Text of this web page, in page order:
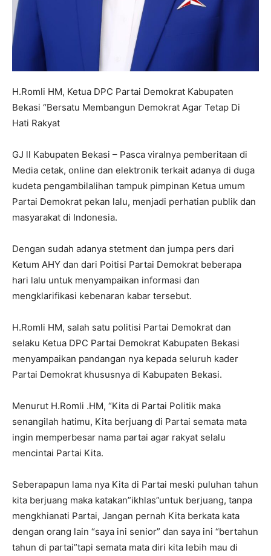
H.Romli HM, Ketua DPC Partai Demokrat Kabupaten
Bekasi “Bersatu Membangun Demokrat Agar Tetap Di
Hati Rakyat
GJ ll Kabupaten Bekasi – Pasca viralnya pemberitaan di
Media cetak, online dan elektronik terkait adanya di duga
kudeta pengambilalihan tampuk pimpinan Ketua umum
Partai Demokrat pekan lalu, menjadi perhatian publik dan
masyarakat di Indonesia.
Dengan sudah adanya stetment dan jumpa pers dari
Ketum AHY dan dari Poitisi Partai Demokrat beberapa
hari lalu untuk menyampaikan informasi dan
mengklarifikasi kebenaran kabar tersebut.
H.Romli HM, salah satu politisi Partai Demokrat dan
selaku Ketua DPC Partai Demokrat Kabupaten Bekasi
menyampaikan pandangan nya kepada seluruh kader
Partai Demokrat khususnya di Kabupaten Bekasi.
Menurut H.Romli .HM, “Kita di Partai Politik maka
senangilah hatimu, Kita berjuang di Partai semata mata
ingin memperbesar nama partai agar rakyat selalu
mencintai Partai Kita.
Seberapapun lama nya Kita di Partai meski puluhan tahun
kita berjuang maka katakan”ikhlas”untuk berjuang, tanpa
mengkhianati Partai, Jangan pernah Kita berkata kata
dengan orang lain “saya ini senior” dan saya ini “bertahun
tahun di partai”tapi semata mata diri kita lebih mau di